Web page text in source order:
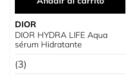
DIOR
DIOR HYDRA LIFE Aqua
sérum Hidratante
(3)